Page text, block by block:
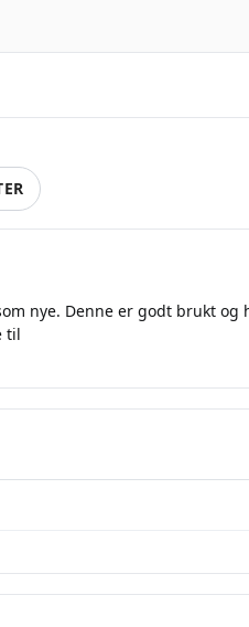
nye. Denne er godt brukt og
til